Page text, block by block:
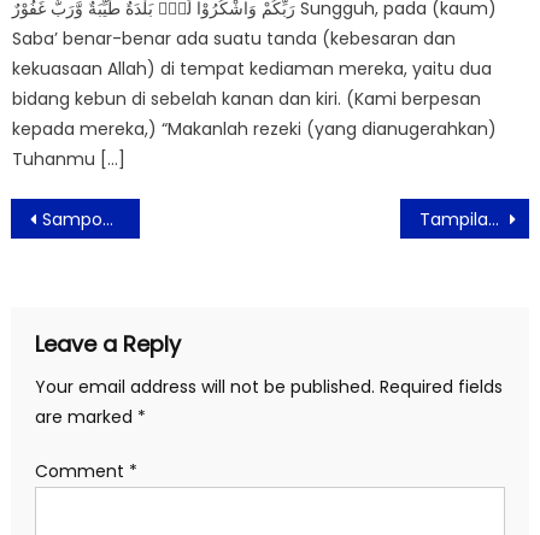
رَبِّكُمْ وَاشْكُرُوْا لَهٗۗ بَلْدَةٌ طَيِّبَةٌ وَّرَبٌّ غَفُوْرٌ Sungguh, pada (kaum)
Saba’ benar-benar ada suatu tanda (kebesaran dan
kekuasaan Allah) di tempat kediaman mereka, yaitu dua
bidang kebun di sebelah kanan dan kiri. (Kami berpesan
kepada mereka,) “Makanlah rezeki (yang dianugerahkan)
Tuhanmu […]
Post
navigation
Sampoerna University Bright Future Talks: Kunci Sukses Transformasi Pendidikan di Indonesia Tampilan Logo Baru Brand FELANCY, Wujudkan Versi Terbaik Setiap Wanita
Leave a Reply
Your email address will not be published. Required fields
are marked *
Comment *